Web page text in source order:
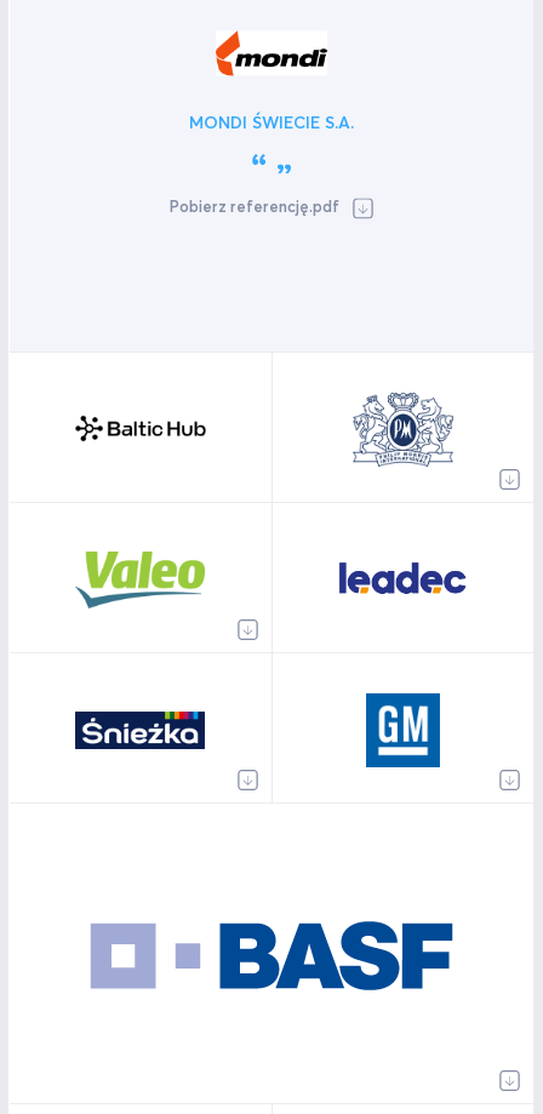
MONDI ŚWIECIE S.A.
Pobierz referencję.pdf